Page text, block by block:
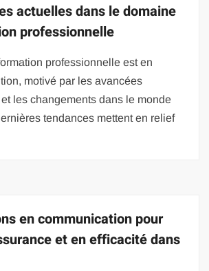
actuelles dans le domaine
professionnelle
professionnelle est en
motivé par les avancées
les changements dans le monde
tendances mettent en relief
en communication pour
et en efficacité dans